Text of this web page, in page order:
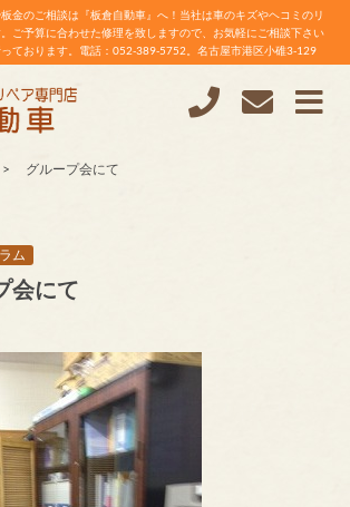
板金のご相談は『板倉自動車』へ！当社は車のキズやヘコミのリ
ご予算に合わせた修理を致しますので、お気軽にご相談下さい
ております。電話：052-389-5752。名古屋市港区小碓3-129
グループ会にて
ム
会にて